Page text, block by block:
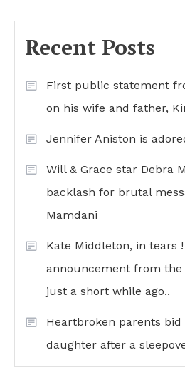
Recent Posts
First public statement
on his wife and father,
Jennifer Aniston is
Will & Grace star Debra
backlash for brutal
Mamdani
Kate Middleton, in tears
announcement from the
just a short while ago..
Heartbroken parents
daughter after a